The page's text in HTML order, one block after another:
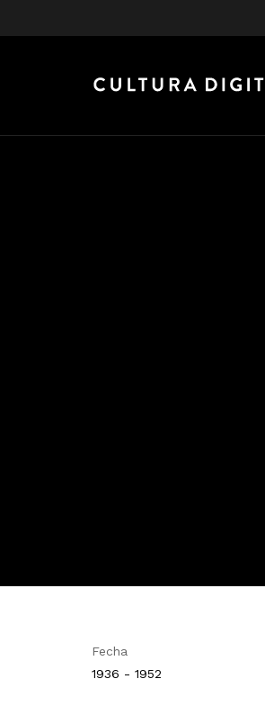
Fecha
1936 - 1952